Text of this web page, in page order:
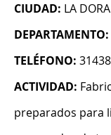
CIUDAD: LA
DEPARTAMENTO:
TELÉFONO:
ACTIVIDAD:
preparados para